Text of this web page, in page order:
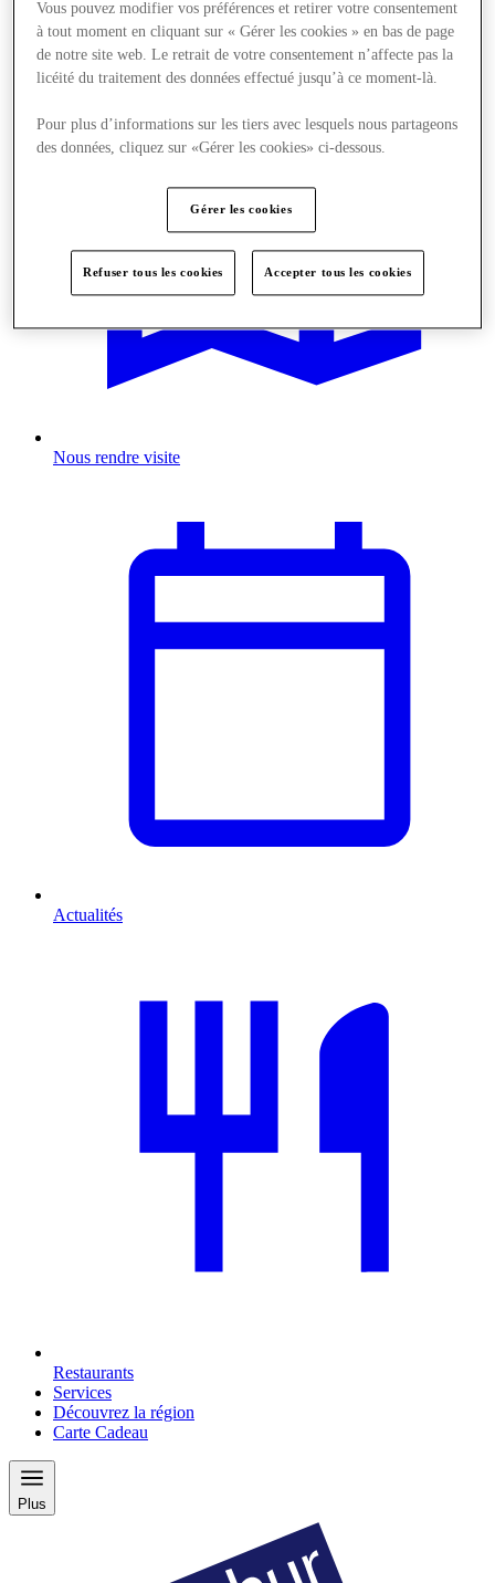
Nous rendre visite
Actualités
Restaurants
Services
Découvrez la région
Carte Cadeau
Plus
Vous pouvez modifier vos préférences et retirer votre consentement
à tout moment en cliquant sur « Gérer les cookies » en bas de page
de notre site web. Le retrait de votre consentement n’affecte pas la
licéité du traitement des données effectué jusqu’à ce moment-là.
Pour plus d’informations sur les tiers avec lesquels nous partageons
des données, cliquez sur «Gérer les cookies» ci-dessous.
Gérer les cookies
Refuser tous les cookies Accepter tous les cookies